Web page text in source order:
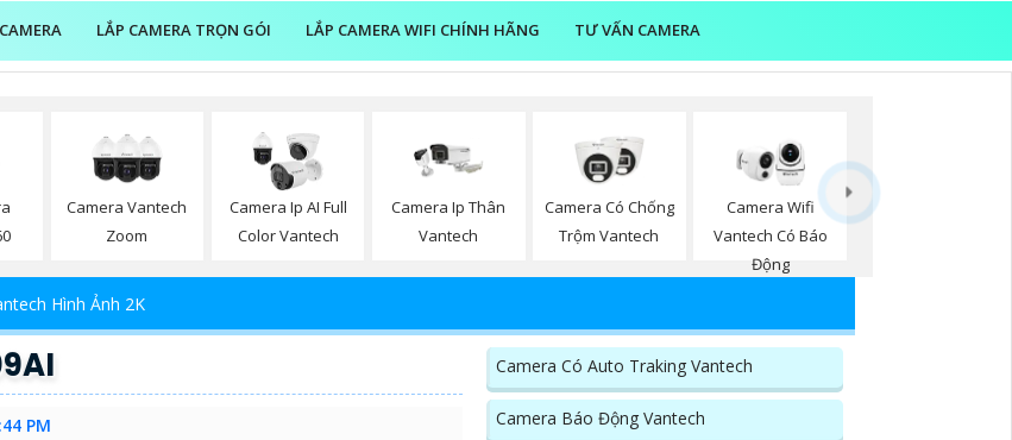
LẮP CAMERA TRỌN GÓI LẮP CAMERA WIFI CHÍNH HÃNG TƯ VẤN CAMERA
Camera Vantech
Zoom
Camera Ip AI Full
Color Vantech
Camera Ip Thân
Vantech
Camera Có Chống
Trộm Vantech
Camera Wifi
Vantech Có Báo
Động
Hình Ảnh 2K
PM
Camera Có Auto Traking Vantech
Camera Báo Động Vantech